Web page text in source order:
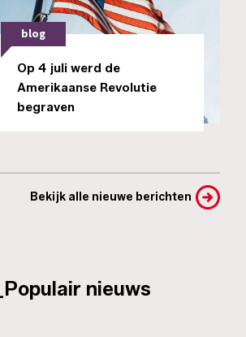
blog
Op 4 juli werd de
Amerikaanse Revolutie
begraven
Bekijk alle nieuwe berichten
_Populair nieuws